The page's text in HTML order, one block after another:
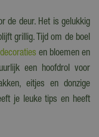
de deur. Het is gelukkig
grillig. Tijd om de boel
en bloemen en
een hoofdrol voor
eitjes en donzige
je leuke tips en heeft